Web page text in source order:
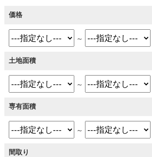
価格
～
土地面積
～
専有面積
～
間取り